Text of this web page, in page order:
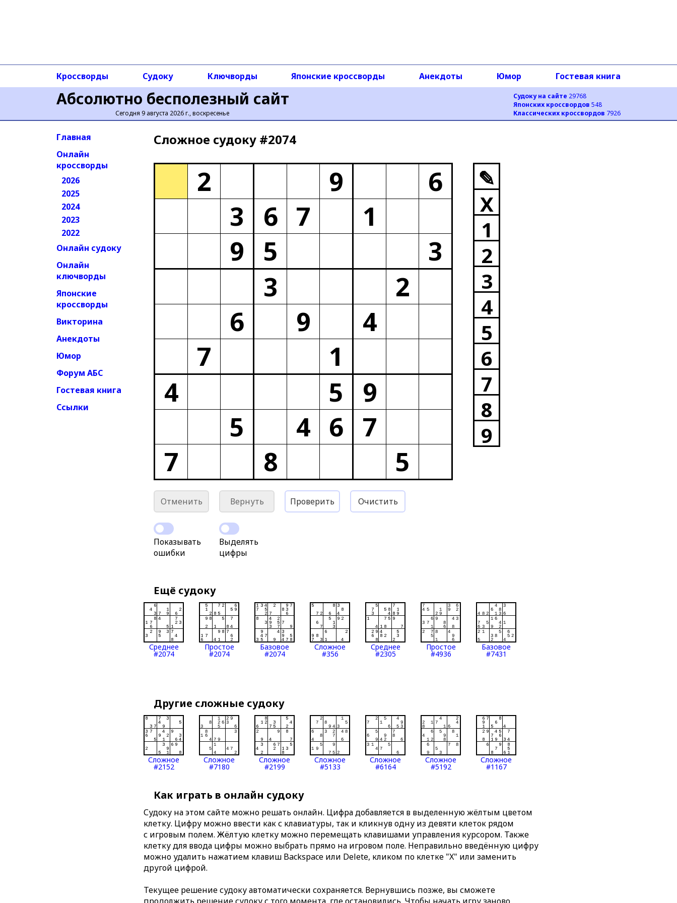
Абсолютно бесполезный сайт
Сегодня 9 августа 2026 г., воскресенье
Судоку на сайте 29768
Японских кроссвордов 548
Классических кроссвордов 7926
Кроссворды Судоку Ключворды Японские кроссворды Анекдоты Юмор Гостевая книга
Главная
Онлайн
кроссворды
2026
2025
2024
2023
2022
Онлайн судоку
Онлайн
ключворды
Японские
кроссворды
Викторина
Анекдоты
Юмор
Форум АБС
Гостевая книга
Ссылки
Сложное cудоку #2074
2 9
6
3
6 7
1
9
5
3
3
2
6
9
4
7
1
4
5
9
5
4 6 7
7
8 5
✎
X
1
2
3
4
5
6
7
8
9
Отменить Вернуть Проверить Очистить
Показывать
ошибки
Выделять
цифры
Ещё судоку
Среднее
#2074
Простое
#2074
Базовое
#2074
Сложное
#356
Среднее
#2305
Простое
#4936
Базовое
#7431
Другие сложные судоку
Сложное
#2152
Сложное
#7180
Сложное
#2199
Сложное
#5133
Сложное
#6164
Сложное
#5192
Сложное
#1167
Как играть в онлайн судоку
Судоку на этом сайте можно решать онлайн. Цифра добавляется в выделенную жёлтым цветом
клетку. Цифру можно ввести как с клавиатуры, так и кликнув одну из девяти клеток рядом
с игровым полем. Жёлтую клетку можно перемещать клавишами управления курсором. Также
клетку для ввода цифры можно выбрать прямо на игровом поле. Неправильно введённую цифру
можно удалить нажатием клавиш Backspace или Delete, кликом по клетке "X" или заменить
другой цифрой.
Текущее решение судоку автоматически сохраняется. Вернувшись позже, вы сможете